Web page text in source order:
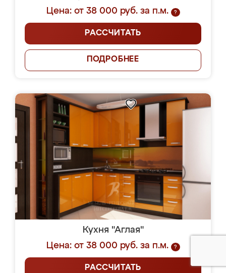
Цена: от 38 000 руб. за п.м.
?
РАССЧИТАТЬ
ПОДРОБНЕЕ
Кухня "Аглая"
Цена: от 38 000 руб. за п.м.
?
РАССЧИТАТЬ